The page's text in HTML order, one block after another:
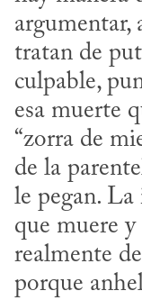
argumentar,
tratan de
culpable,
esa muerte
“zorra de
de la
le pegan. La
que muere
realmente
porque